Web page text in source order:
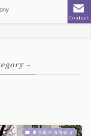
Contact
–
東京都の斎場紹介